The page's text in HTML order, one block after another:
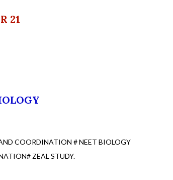
21
COORDINATION # NEET BIOLOGY
ZEAL STUDY.